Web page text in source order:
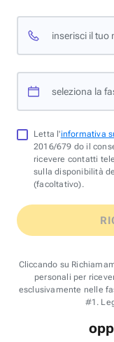
inserisci il tuo
seleziona la
Letta l'informativa
2016/679 do il
ricevere contatti
sulla disponibilità
(facoltativo).
Cliccando su
personali per
esclusivamente nelle
#1.